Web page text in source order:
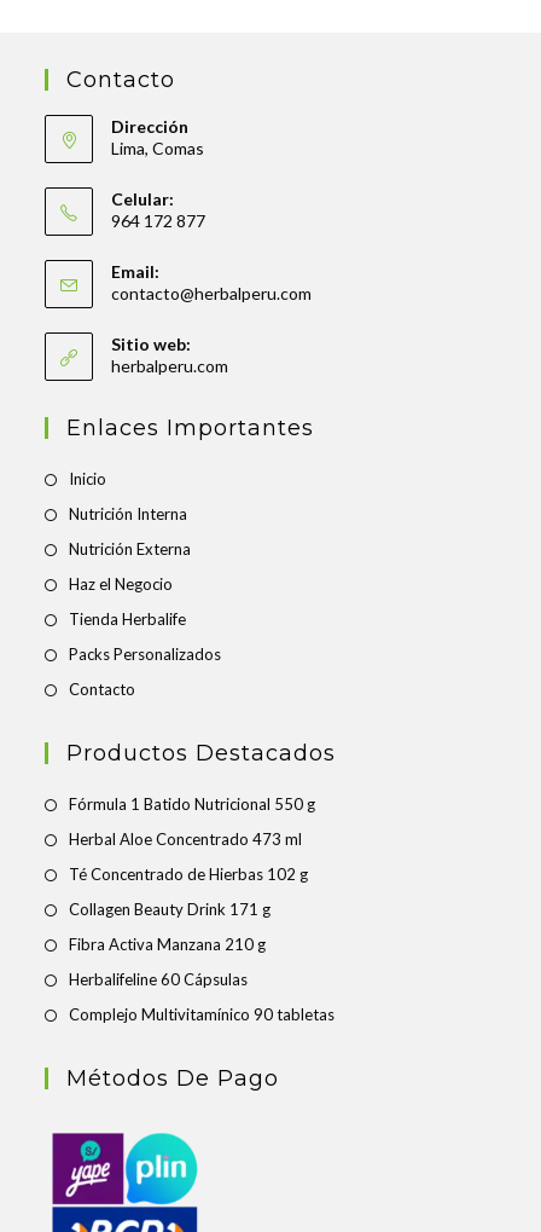
Contacto
Dirección
Lima, Comas
Celular:
964 172 877
Email:
contacto@herbalperu.com
Sitio web:
herbalperu.com
Enlaces Importantes
Inicio
Nutrición Interna
Nutrición Externa
Haz el Negocio
Tienda Herbalife
Packs Personalizados
Contacto
Productos Destacados
Fórmula 1 Batido Nutricional 550 g
Herbal Aloe Concentrado 473 ml
Té Concentrado de Hierbas 102 g
Collagen Beauty Drink 171 g
Fibra Activa Manzana 210 g
Herbalifeline 60 Cápsulas
Complejo Multivitamínico 90 tabletas
Métodos De Pago